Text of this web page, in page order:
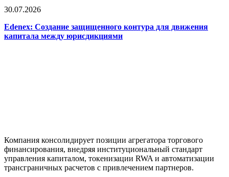
30.07.2026
Edenex: Создание защищенного контура для движения
капитала между юрисдикциями
Компания консолидирует позиции агрегатора торгового
финансирования, внедряя институциональный стандарт
управления капиталом, токенизации RWA и автоматизации
трансграничных расчетов с привлечением партнеров.